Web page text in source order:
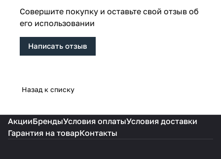
Совершите покупку и оставьте свой отзыв об
его использовании
Написать отзыв
Назад к списку
АкцииБрендыУсловия оплатыУсловия доставки
Гарантия на товарКонтакты